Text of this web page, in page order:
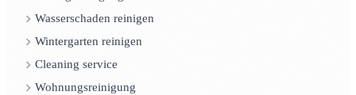
Wasserschaden reinigen
Wintergarten reinigen
Cleaning service
Wohnungsreinigung